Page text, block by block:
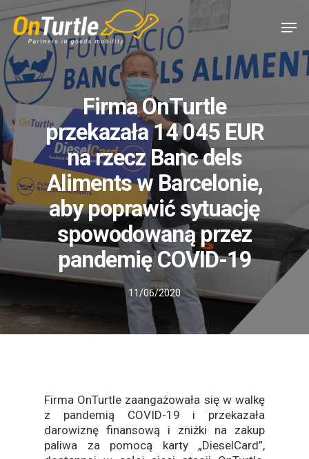
to
main
content
Firma OnTurtle
przekazała 14 045 EUR
na rzecz Banc dels
Aliments w Barcelonie,
aby poprawić sytuację
spowodowaną przez
pandemię COVID-19
11/06/2020
Firma OnTurtle zaangażowała się w walkę
z pandemią COVID-19 i przekazała
darowiznę finansową i zniżki na zakup
paliwa za pomocą karty „DieselCard”,